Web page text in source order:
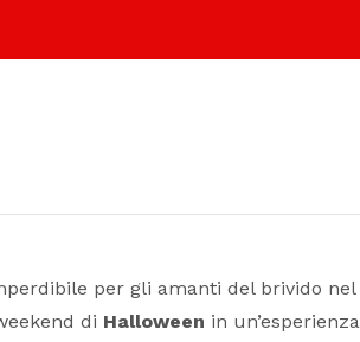
per gli amanti del brivido nel
di Halloween in